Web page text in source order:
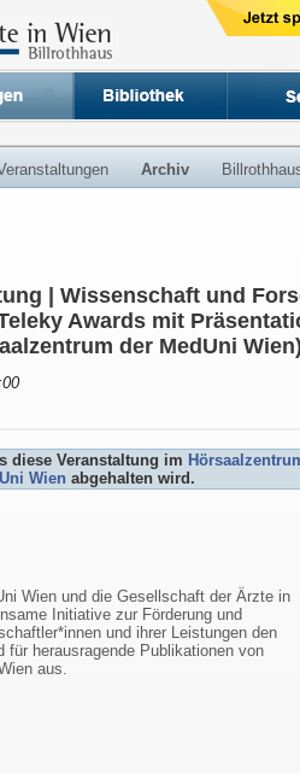
Archiv
| Wissenschaft und
Awards mit
der MedUni
diese Veranstaltung im
Wien abgehalten wird.
Wien und die Gesellschaft der Ärzte in
Initiative zur Förderung und
und ihrer Leistungen den
für herausragende Publikationen von
aus.